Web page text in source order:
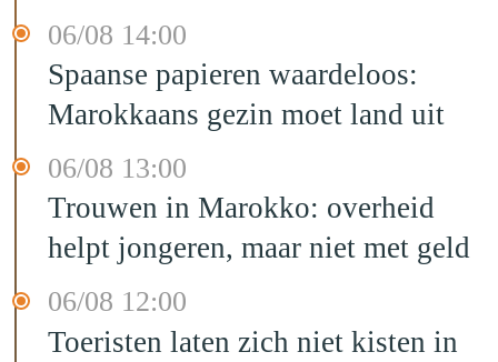
06/08 14:00
Spaanse papieren waardeloos:
Marokkaans gezin moet land uit
06/08 13:00
Trouwen in Marokko: overheid
helpt jongeren, maar niet met geld
06/08 12:00
Toeristen laten zich niet kisten in